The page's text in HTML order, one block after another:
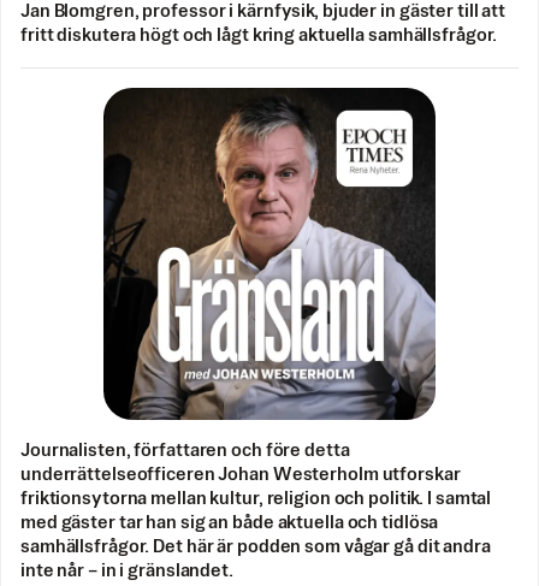
Jan Blomgren, professor i kärnfysik, bjuder in gäster till att
fritt diskutera högt och lågt kring aktuella samhällsfrågor.
Journalisten, författaren och före detta
underrättelseofficeren Johan Westerholm utforskar
friktionsytorna mellan kultur, religion och politik. I samtal
med gäster tar han sig an både aktuella och tidlösa
samhällsfrågor. Det här är podden som vågar gå dit andra
inte når – in i gränslandet.